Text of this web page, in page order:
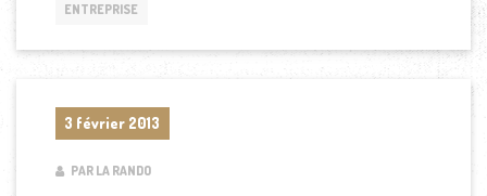
ENTREPRISE
3 février 2013
PAR LA RANDO